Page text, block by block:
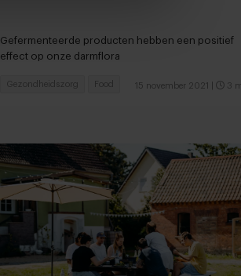
Gefermenteerde producten hebben een positief
effect op onze darmflora
15 november 2021 3
Gezondheidszorg Food